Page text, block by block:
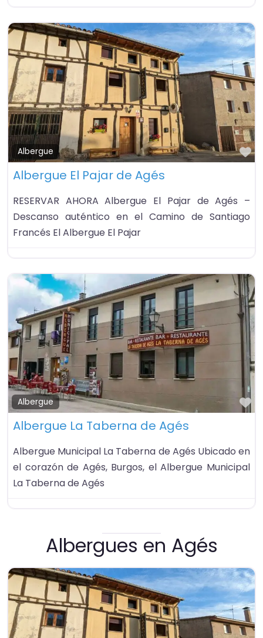
Albergue
Albergue El Pajar de Agés
RESERVAR AHORA Albergue El Pajar de Agés –
Descanso auténtico en el Camino de Santiago
Francés El Albergue El Pajar
Albergue
Albergue La Taberna de Agés
Albergue Municipal La Taberna de Agés Ubicado en
el corazón de Agés, Burgos, el Albergue Municipal
La Taberna de Agés
Albergues en Agés